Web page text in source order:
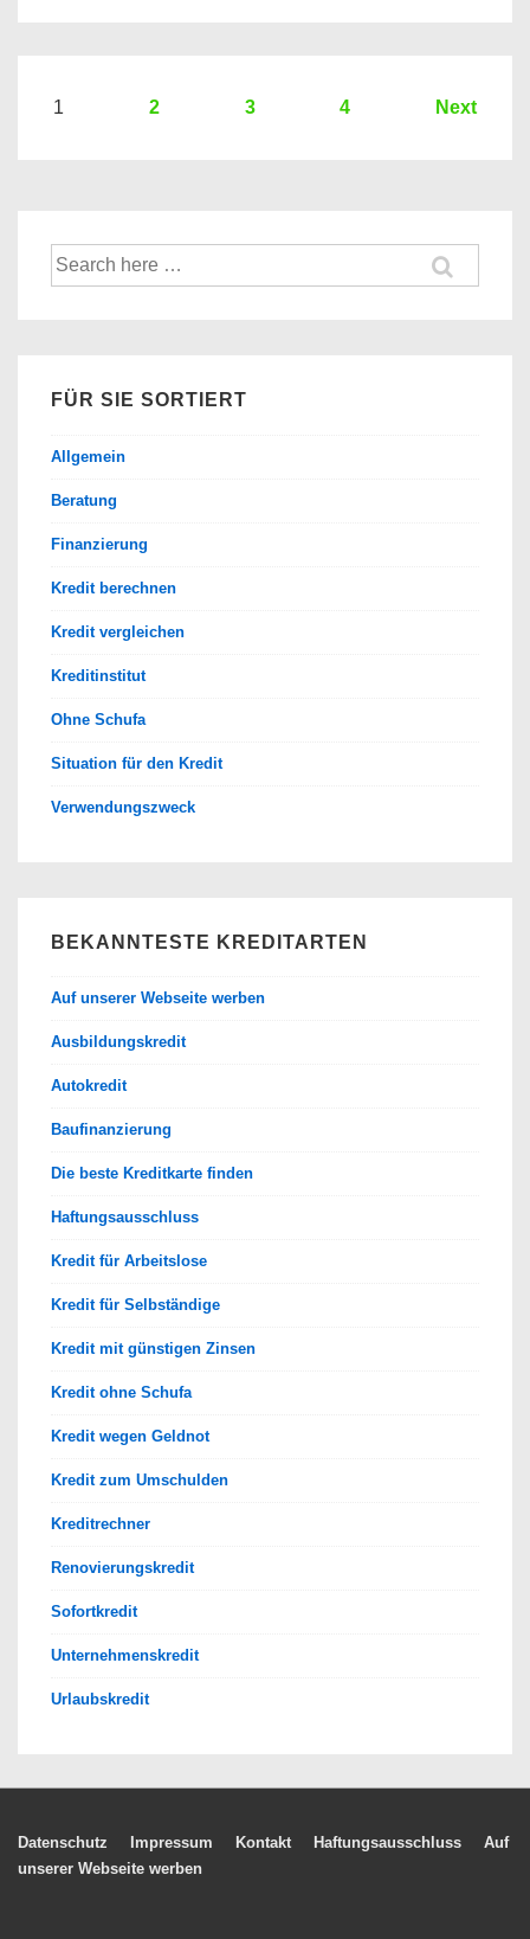
Hier
Banken
Seitennummerierung
1 2 3 4 Next
Suche
nach:
FÜR SIE SORTIERT
Allgemein
Beratung
Finanzierung
Kredit berechnen
Kredit vergleichen
Kreditinstitut
Ohne Schufa
Situation für den Kredit
Verwendungszweck
BEKANNTESTE KREDITARTEN
Auf unserer Webseite werben
Ausbildungskredit
Autokredit
Baufinanzierung
Die beste Kreditkarte finden
Haftungsausschluss
Kredit für Arbeitslose
Kredit für Selbständige
Kredit mit günstigen Zinsen
Kredit ohne Schufa
Kredit wegen Geldnot
Kredit zum Umschulden
Kreditrechner
Renovierungskredit
Sofortkredit
Unternehmenskredit
Urlaubskredit
Footer-
Datenschutz Impressum Kontakt Haftungsausschluss
Auf
unserer Webseite werben